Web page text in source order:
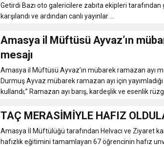
Getirdi Bazı oto galericilere zabıta ekipleri
karşılandı ve ardından canlı yayınlar ...
Amasya il Müftüsü Ayvaz’ın
mesajı
Amasya il Müftüsü Ayvaz’ın mübarek ramazan ayı
Durmuş Ayvaz mübarek ramazan ayı için
kullandı;’’ Ramazan ayı barış, kardeşlik ve esenlik
TAÇ MERASİMİYLE HAFIZ
Amasya İl Müftülüğü tarafından Helvacı ve Ziyaret
hafızlık eğitimini tamamlayan 67 öğrencinin hafız